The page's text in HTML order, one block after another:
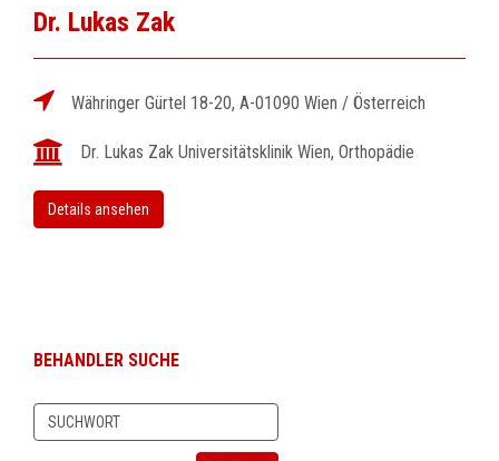
Dr. Lukas Zak
Währinger Gürtel 18-20, A-01090 Wien / Österreich
Dr. Lukas Zak Universitätsklinik Wien, Orthopädie
Details ansehen
BEHANDLER SUCHE